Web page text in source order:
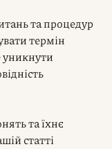
та процедур
термін
та їхнє
статті